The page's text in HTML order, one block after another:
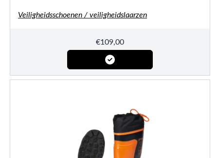
Veiligheidsschoenen / veiligheidslaarzen
€109,00